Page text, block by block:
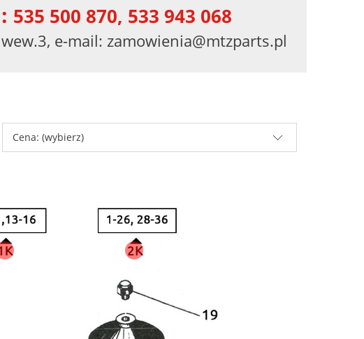
535 500 870, 533 943 068
e-mail: zamowienia@mtzparts.pl
Cena: (wybierz)